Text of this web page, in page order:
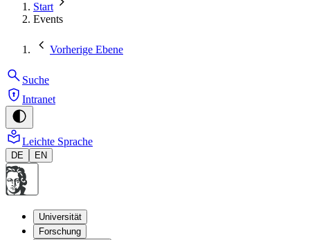
Start
Events
Vorherige Ebene
Suche
Intranet
Leichte Sprache
DE EN
Universität
Forschung